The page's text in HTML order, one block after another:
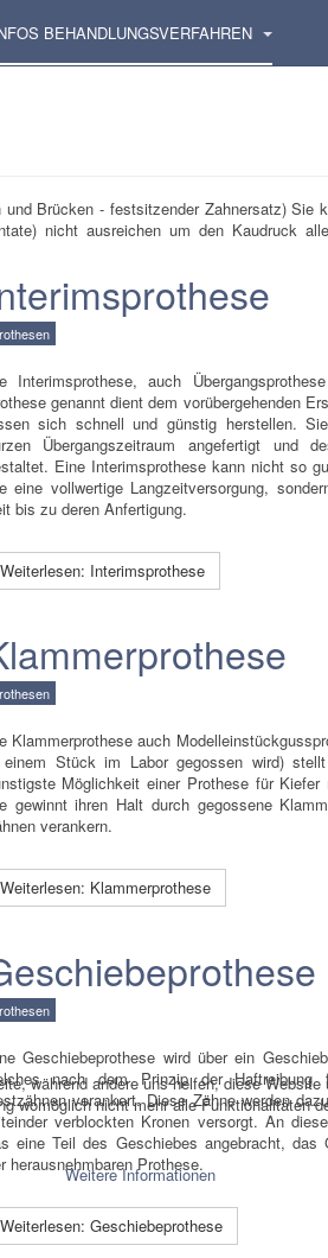
BEHANDLUNGSVERFAHREN
Brücken - festsitzender Zahnersatz) Sie
nicht ausreichen um den Kaudruck
Interimsprothese, auch
genannt dient dem vorübergehenden
sich schnell und günstig herstellen.
Übergangszeitraum angefertigt und
Eine Interimsprothese kann nicht so
eine vollwertige Langzeitversorgung,
bis zu deren Anfertigung.
Weiterlesen: Interimsprothese
Klammerprothese auch
Stück im Labor gegossen wird)
Möglichkeit einer Prothese für Kiefer
gewinnt ihren Halt durch gegossene
verankern.
Weiterlesen: Klammerprothese
Geschiebeprothese wird über ein
nach dem Prinzip der Haftreibung
verankert. Diese Zähne werden
verblockten Kronen versorgt. An
eine Teil des Geschiebes angebracht, das
herausnehmbaren Prothese.
Weiterlesen: Geschiebeprothese
während andere uns helfen, diese
nicht mehr alle Funktionalitäten
Weitere Informationen